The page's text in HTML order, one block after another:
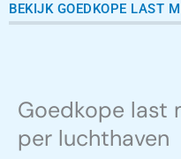
BEKIJK GOEDKOPE LAST
Goedkope last
per luchthaven